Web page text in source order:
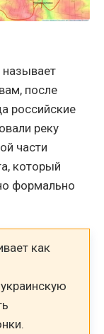
после
российские
реку
части
который
формально
как